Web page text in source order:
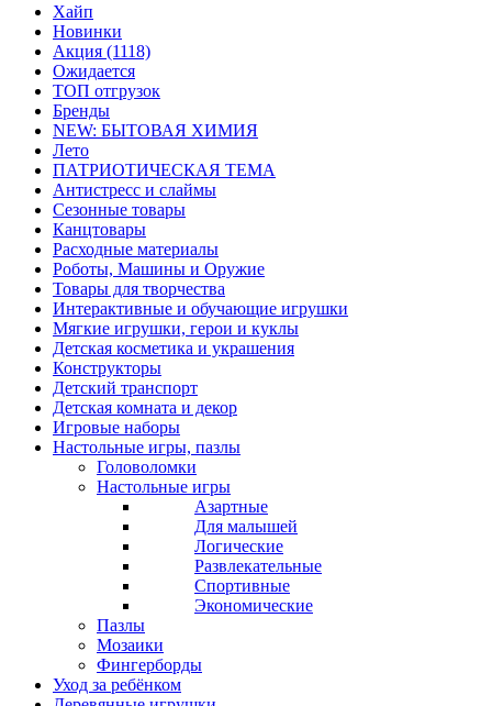
Хайп
Новинки
Акция (1118)
Ожидается
ТОП отгрузок
Бренды
NEW: БЫТОВАЯ ХИМИЯ
Лето
ПАТРИОТИЧЕСКАЯ ТЕМА
Антистресс и слаймы
Сезонные товары
Канцтовары
Расходные материалы
Роботы, Машины и Оружие
Товары для творчества
Интерактивные и обучающие игрушки
Мягкие игрушки, герои и куклы
Детская косметика и украшения
Конструкторы
Детский транспорт
Детская комната и декор
Игровые наборы
Настольные игры, пазлы
Головоломки
Настольные игры
Азартные
Для малышей
Логические
Развлекательные
Спортивные
Экономические
Пазлы
Мозаики
Фингерборды
Уход за ребёнком